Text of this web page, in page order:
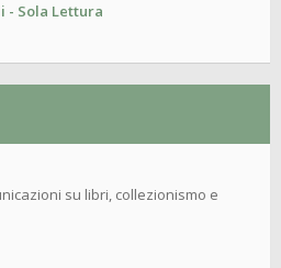
- Sola Lettura
su libri, collezionismo e